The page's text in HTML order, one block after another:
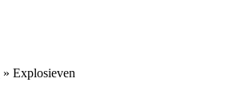
» Explosieven